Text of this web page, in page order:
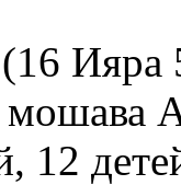
Ияра
12